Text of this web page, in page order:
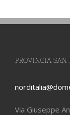
PROVINCIA
Via Giuseppe